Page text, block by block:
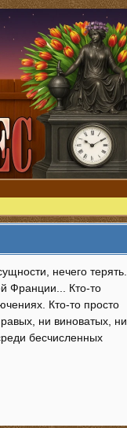
нечего терять.
Франции... Кто-то
Кто-то просто
ни виноватых, ни
бесчисленных